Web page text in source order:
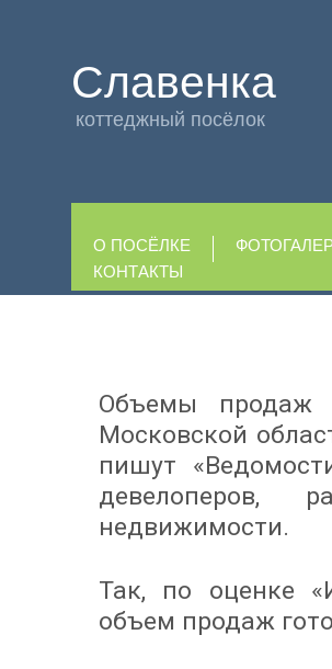
Славенка
коттеджный посёлок
О ПОСЁЛКЕ
КОНТАКТЫ
Объемы продаж
Московской
пишут
девелоперов,
недвижимости.
Так, по оценке
объем продаж